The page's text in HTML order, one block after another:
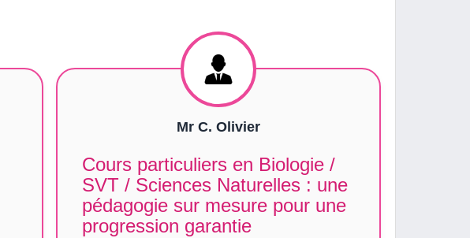
Mr C. Olivier
Cours particuliers en Biologie /
SVT / Sciences Naturelles : une
pédagogie sur mesure pour une
progression garantie